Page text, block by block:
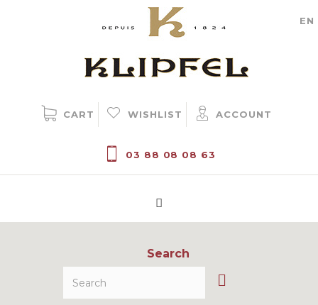
EN
CART WISHLIST ACCOUNT
03 88 08 08 63
Search